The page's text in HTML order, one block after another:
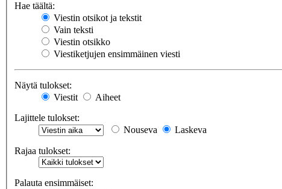
Hae täältä:
Viestin otsikot ja tekstit
Vain teksti
Viestin otsikko
Viestiketjujen ensimmäinen viesti
Näytä tulokset:
Viestit
Aiheet
Lajittele tulokset:
Nouseva
Laskeva
Rajaa tulokset:
Palauta ensimmäiset: